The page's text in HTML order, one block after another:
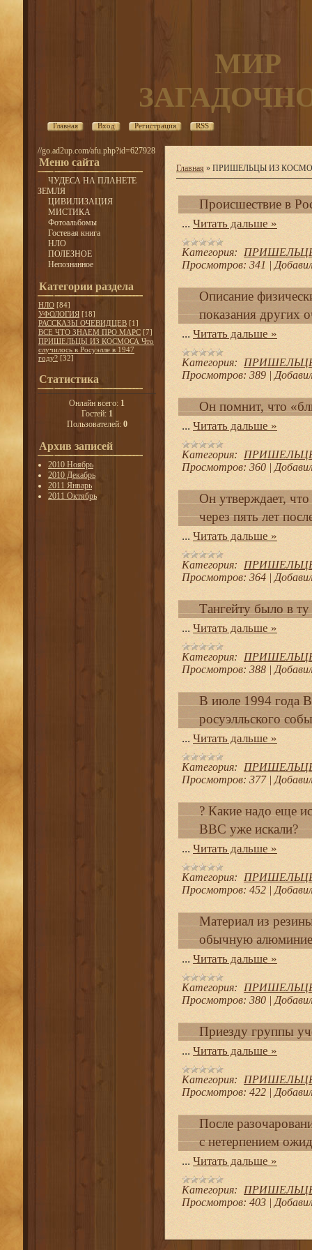
МИР
Главная Вход Регистрация RSS
//go.ad2up.com/afu.php?id=627928
Меню сайта
ЧУДЕСА НА ПЛАНЕТЕ
ЗЕМЛЯ
ЦИВИЛИЗАЦИЯ
МИСТИКА
Фотоальбомы
Гостевая книга
НЛО
ПОЛЕЗНОЕ
Непознанное
Категории раздела
НЛО [84]
УФОЛОГИЯ [18]
РАССКАЗЫ ОЧЕВИДЦЕВ [1]
ВСЕ ЧТО ЗНАЕМ ПРО МАРС [7]
ПРИШЕЛЬЦЫ ИЗ КОСМОСА Что
случилось в Росуэлле в 1947
году? [32]
Статистика
Онлайн всего: 1
Гостей: 1
Пользователей: 0
Архив записей
2010 Ноябрь
2010 Декабрь
2011 Январь
2011 Октябрь
Главная » ПРИШЕЛЬЦЫ ИЗ КОСМОСА
Происшествие в
... Читать дальше »
Категория:
ПРИШЕЛЬЦЫ
Просмотров: 341 |
Описание
показания других
... Читать дальше »
Категория:
ПРИШЕЛЬЦЫ
Просмотров: 389 |
Он помнит, что
... Читать дальше »
Категория:
ПРИШЕЛЬЦЫ
Просмотров: 360 |
Он утверждает, что
через пять лет
... Читать дальше »
Категория:
ПРИШЕЛЬЦЫ
Просмотров: 364 |
Тангейту было в ту
... Читать дальше »
Категория:
ПРИШЕЛЬЦЫ
Просмотров: 388 |
В июле 1994 года
росуэлльского
... Читать дальше »
Категория:
ПРИШЕЛЬЦЫ
Просмотров: 377 |
? Какие надо еще
ВВС уже искали?
... Читать дальше »
Категория:
ПРИШЕЛЬЦЫ
Просмотров: 452 |
Материал из
обычную
... Читать дальше »
Категория:
ПРИШЕЛЬЦЫ
Просмотров: 380 |
Приезду группы
... Читать дальше »
Категория:
ПРИШЕЛЬЦЫ
Просмотров: 422 |
После
с нетерпением
... Читать дальше »
Категория:
ПРИШЕЛЬЦЫ
Просмотров: 403 |